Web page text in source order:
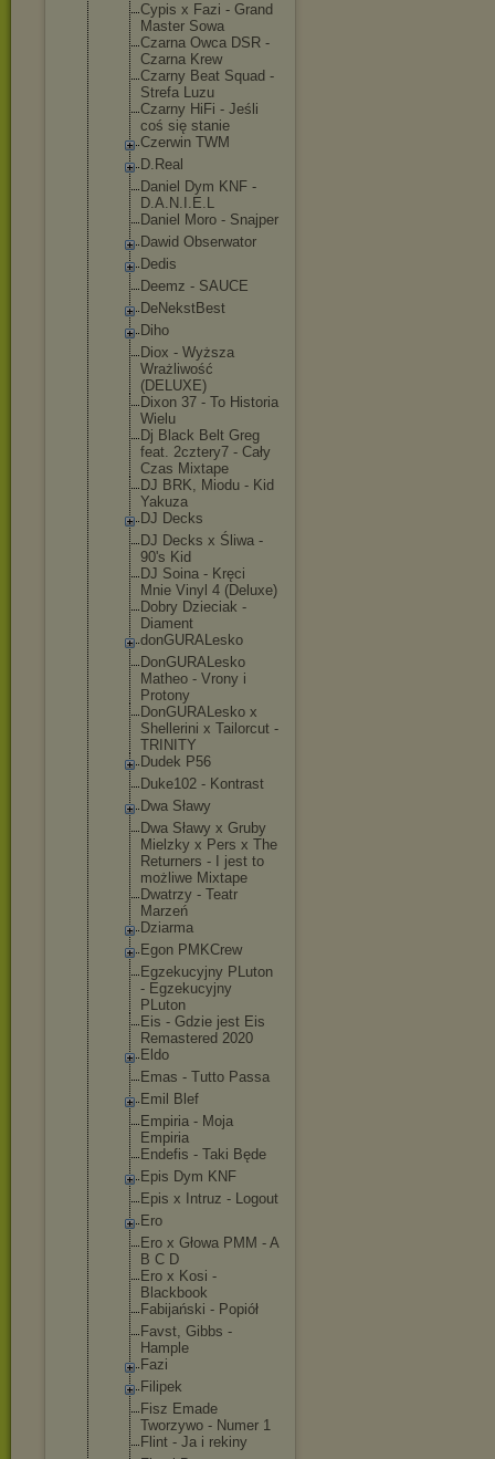
Cypis x Fazi - Grand
Master Sowa
Czarna Owca DSR -
Czarna Krew
Czarny Beat Squad -
Strefa Luzu
Czarny HiFi - Jeśli
coś się stanie
Czerwin TWM
D.Real
Daniel Dym KNF -
D.A.N.I.E.L
Daniel Moro - Snajper
Dawid Obserwator
Dedis
Deemz - SAUCE
DeNekstBest
Diho
Diox - Wyższa
Wrażliwość
(DELUXE)
Dixon 37 - To Historia
Wielu
Dj Black Belt Greg
feat. 2cztery7 - Cały
Czas Mixtape
DJ BRK, Miodu - Kid
Yakuza
DJ Decks
DJ Decks x Śliwa -
90's Kid
DJ Soina - Kręci
Mnie Vinyl 4 (Deluxe)
Dobry Dzieciak -
Diament
donGURALesko
DonGURALesko
Matheo - Vrony i
Protony
DonGURALesko x
Shellerini x Tailorcut -
TRINITY
Dudek P56
Duke102 - Kontrast
Dwa Sławy
Dwa Sławy x Gruby
Mielzky x Pers x The
Returners - I jest to
możliwe Mixtape
Dwatrzy - Teatr
Marzeń
Dziarma
Egon PMKCrew
Egzekucyjny PLuton
- Egzekucyjny
PLuton
Eis - Gdzie jest Eis
Remastered 2020
Eldo
Emas - Tutto Passa
Emil Blef
Empiria - Moja
Empiria
Endefis - Taki Będe
Epis Dym KNF
Epis x Intruz - Logout
Ero
Ero x Głowa PMM - A
B C D
Ero x Kosi -
Blackbook
Fabijański - Popiół
Favst, Gibbs -
Hample
Fazi
Filipek
Fisz Emade
Tworzywo - Numer 1
Flint - Ja i rekiny